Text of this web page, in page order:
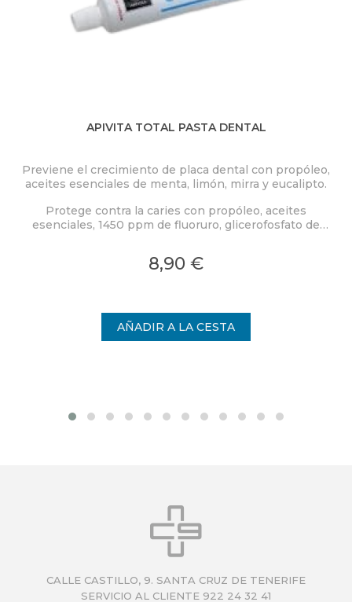
APIVITA TOTAL PASTA DENTAL
Previene el crecimiento de placa dental con propóleo,
aceites esenciales de menta, limón, mirra y eucalipto.
Protege contra la caries con propóleo, aceites
esenciales, 1450 ppm de fluoruro, glicerofosfato de
8,90 €
CALLE CASTILLO, 9. SANTA CRUZ DE TENERIFE
SERVICIO AL CLIENTE 922 24 32 41